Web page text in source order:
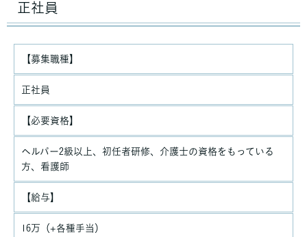
正社員
【募集職種】
正社員
【必要資格】
ヘルパー2級以上、初任者研修、介護士の資格をもっている
方、看護師
【給与】
16万（+各種手当）